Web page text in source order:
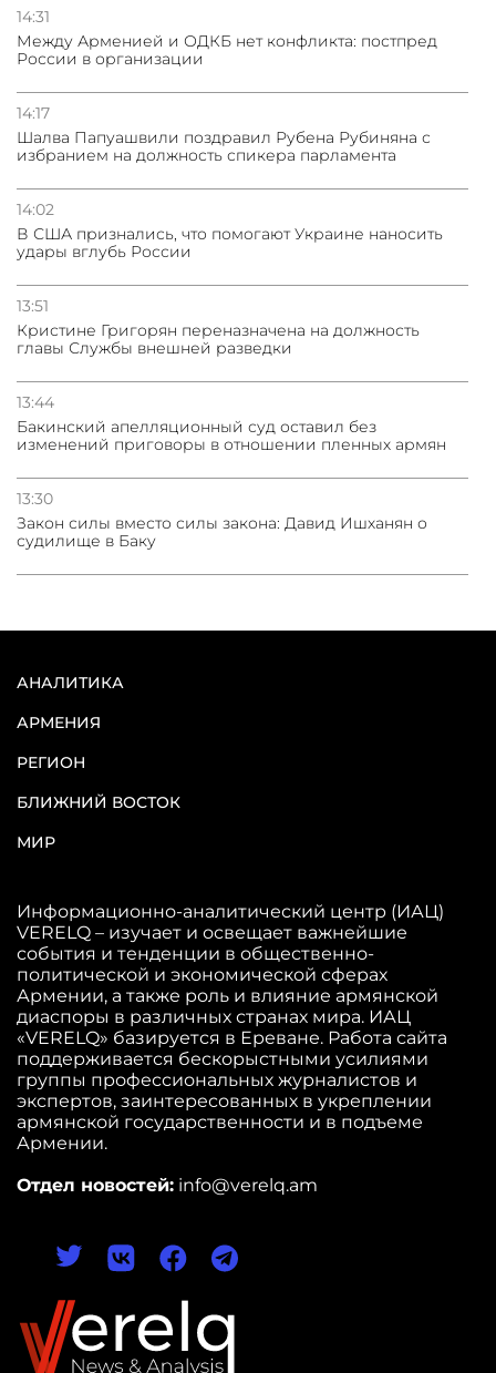
14:31
Между Арменией и ОДКБ нет конфликта: постпред
России в организации
14:17
Шалва Папуашвили поздравил Рубена Рубиняна с
избранием на должность спикера парламента
14:02
В США признались, что помогают Украине наносить
удары вглубь России
13:51
Кристине Григорян переназначена на должность
главы Службы внешней разведки
13:44
Бакинский апелляционный суд оставил без
изменений приговоры в отношении пленных армян
13:30
Закон силы вместо силы закона: Давид Ишханян о
судилище в Баку
АНАЛИТИКА
АРМЕНИЯ
РЕГИОН
БЛИЖНИЙ ВОСТОК
МИР
Информационно-аналитический центр (ИАЦ)
VERELQ – изучает и освещает важнейшие
события и тенденции в общественно-
политической и экономической сферах
Армении, а также роль и влияние армянской
диаспоры в различных странах мира. ИАЦ
«VERELQ» базируется в Ереване. Работа сайта
поддерживается бескорыстными усилиями
группы профессиональных журналистов и
экспертов, заинтересованных в укреплении
армянской государственности и в подъеме
Армении.
Отдел новостей: info@verelq.am